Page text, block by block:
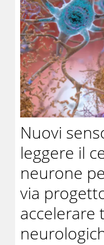
Nuovi
leggere il
neurone
via
accelerare